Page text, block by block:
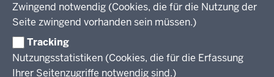
Zwingend notwendig (Cookies, die für die Nutzung der
Seite zwingend vorhanden sein müssen.)
Tracking
Nutzungsstatistiken (Cookies, die für die Erfassung
Ihrer Seitenzugriffe notwendig sind.)
Berufsbildung NRW
Das Berufskolleg in NRW
Abschlüsse und Anschlüsse